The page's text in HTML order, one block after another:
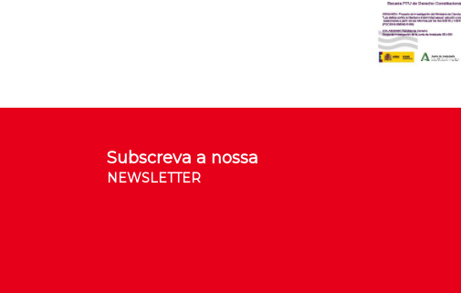
Subscreva a nossa
NEWSLETTER